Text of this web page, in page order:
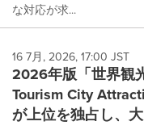
な対応が求...
16 7月, 2026, 17:00 JST
2026年版「世界観
Tourism City
が上位を独占し、